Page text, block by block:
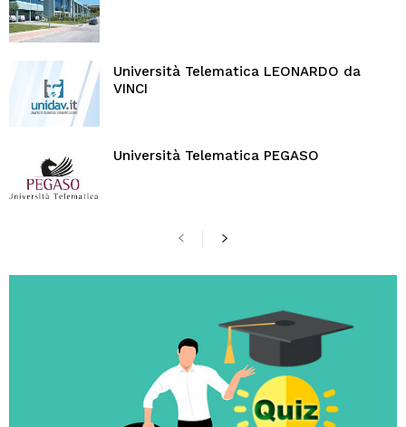
Università Telematica LEONARDO da
VINCI
Università Telematica PEGASO